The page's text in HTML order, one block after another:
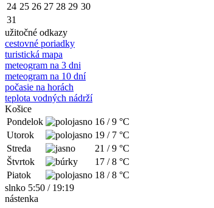
24 25 26 27 28 29 30
31
užitočné odkazy
cestovné poriadky
turistická mapa
meteogram na 3 dni
meteogram na 10 dní
počasie na horách
teplota vodných nádrží
Košice
Pondelok
16 / 9 °C
Utorok
19 / 7 °C
Streda
21 / 9 °C
Štvrtok
17 / 8 °C
Piatok
18 / 8 °C
slnko 5:50 / 19:19
nástenka